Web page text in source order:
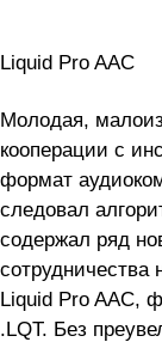
Liquid Pro AAC
Молодая,
кооперации с
формат
следовал
содержал ряд
сотрудничества
Liquid Pro AAC,
.LQT. Без